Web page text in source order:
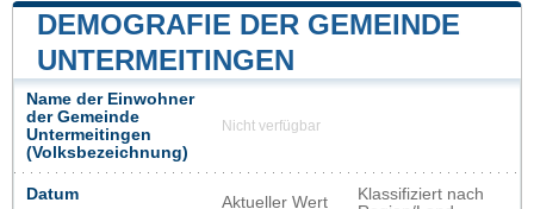
DEMOGRAFIE DER GEMEINDE
UNTERMEITINGEN
Name der Einwohner
der Gemeinde
Untermeitingen
(Volksbezeichnung)
Nicht verfügbar
Datum Aktueller Wert
Klassifiziert nach